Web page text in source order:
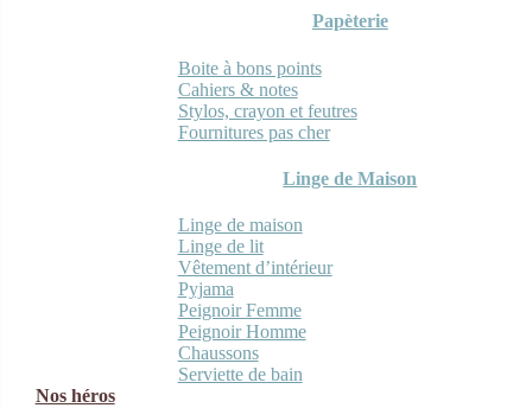
Papèterie
Boite à bons points
Cahiers & notes
Stylos, crayon et feutres
Fournitures pas cher
Linge de Maison
Linge de maison
Linge de lit
Vêtement d’intérieur
Pyjama
Peignoir Femme
Peignoir Homme
Chaussons
Serviette de bain
Nos héros